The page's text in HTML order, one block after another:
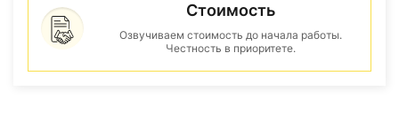
Стоимость
Озвучиваем стоимость до начала работы.
Честность в приоритете.